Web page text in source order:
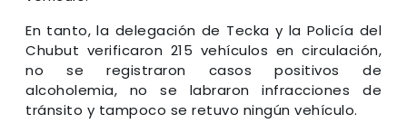
En tanto, la delegación de Tecka y la Policía del
Chubut verificaron 215 vehículos en circulación,
no se registraron casos positivos de
alcoholemia, no se labraron infracciones de
tránsito y tampoco se retuvo ningún vehículo.